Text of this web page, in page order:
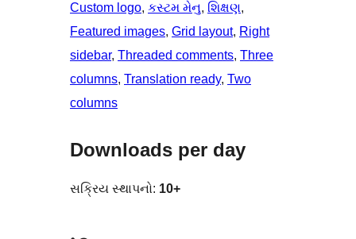
Custom logo, કસ્ટમ મેનુ, શિક્ષણ
Featured images, Grid layout, Right
sidebar, Threaded comments, Three
columns, Translation ready, Two
columns
Downloads per day
સક્રિય સ્થાપનો: 10+